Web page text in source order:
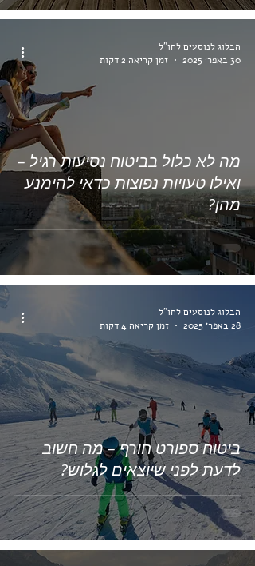
מה לא כלול בביטוח נסיעות רגיל –
ואילו טעויות נפוצות כדאי להימנע
מהן?
הבלוג לנוסעים לחו"ל
30 באפר׳ 2025
זמן קריאה 2 דקות
ביטוח ספורט חורף – מה חשוב
לדעת לפני שיוצאים לגלוש?
הבלוג לנוסעים לחו"ל
28 באפר׳ 2025
זמן קריאה 4 דקות